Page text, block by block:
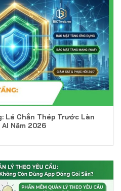
Lá Chắn Thép Trước Làn
Năm 2026